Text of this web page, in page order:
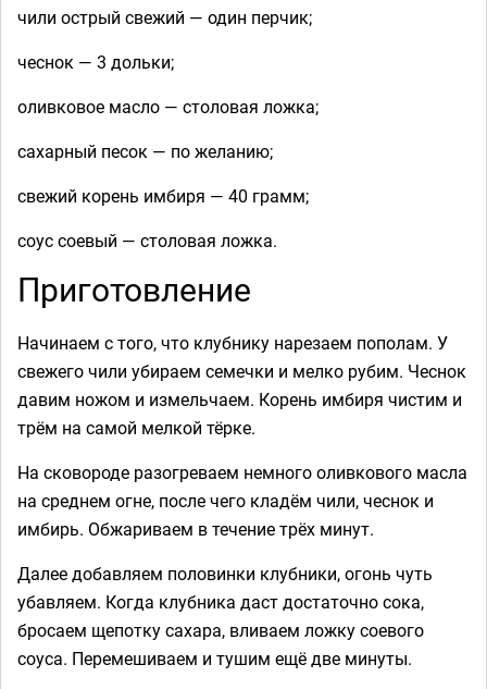
чили острый свежий — один перчик;
чеснок — 3 дольки;
оливковое масло — столовая ложка;
сахарный песок — по желанию;
свежий корень имбиря — 40 грамм;
соус соевый — столовая ложка.
Приготовление
Начинаем с того, что клубнику нарезаем пополам. У
свежего чили убираем семечки и мелко рубим. Чеснок
давим ножом и измельчаем. Корень имбиря чистим и
трём на самой мелкой тёрке.
На сковороде разогреваем немного оливкового масла
на среднем огне, после чего кладём чили, чеснок и
имбирь. Обжариваем в течение трёх минут.
Далее добавляем половинки клубники, огонь чуть
убавляем. Когда клубника даст достаточно сока,
бросаем щепотку сахара, вливаем ложку соевого
соуса. Перемешиваем и тушим ещё две минуты.